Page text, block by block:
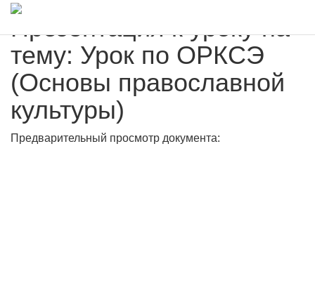
Презентация к уроку на
тему: Урок по ОРКСЭ
(Основы православной
культуры)
Предварительный просмотр документа: